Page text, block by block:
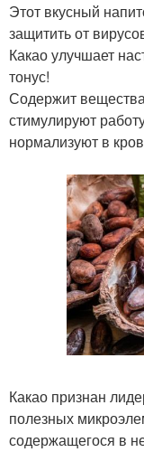
Этот вкусный
защитить от
Какао улучшает
тонус!
Содержит
стимулируют
нормализуют в
Какао признан
полезных
содержащегося в